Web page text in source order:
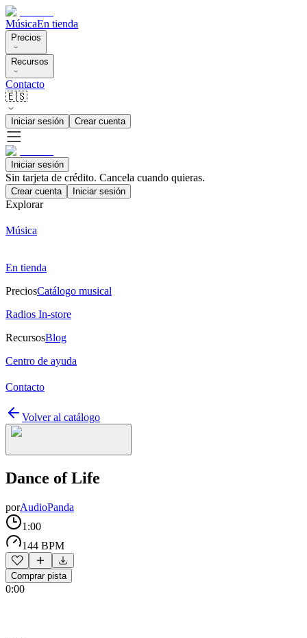
MúsicaEn tienda
Precios
Recursos
Contacto
🇪🇸
Iniciar sesión Crear cuenta
Iniciar sesión
Sin tarjeta de crédito. Cancela cuando quieras.
Crear cuenta Iniciar sesión
Explorar
Música
En tienda
PreciosCatálogo musical
Radios In-store
RecursosBlog
Centro de ayuda
Contacto
Volver al catálogo
Dance of Life
porAudioPanda
1:00
144 BPM
Comprar pista
0:00